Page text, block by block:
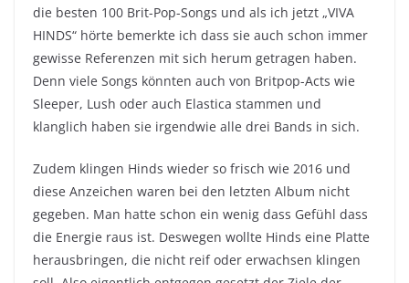
die besten 100 Brit-Pop-Songs und als ich jetzt „VIVA
HINDS“ hörte bemerkte ich dass sie auch schon immer
gewisse Referenzen mit sich herum getragen haben.
Denn viele Songs könnten auch von Britpop-Acts wie
Sleeper, Lush oder auch Elastica stammen und
klanglich haben sie irgendwie alle drei Bands in sich.
Zudem klingen Hinds wieder so frisch wie 2016 und
diese Anzeichen waren bei den letzten Album nicht
gegeben. Man hatte schon ein wenig dass Gefühl dass
die Energie raus ist. Deswegen wollte Hinds eine Platte
herausbringen, die nicht reif oder erwachsen klingen